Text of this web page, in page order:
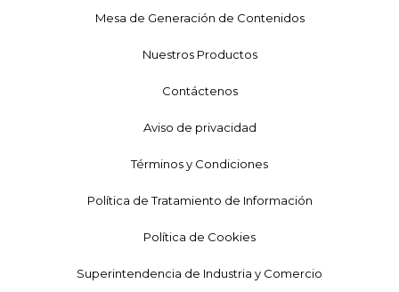
Mesa de Generación de Contenidos
Nuestros Productos
Contáctenos
Aviso de privacidad
Términos y Condiciones
Política de Tratamiento de Información
Política de Cookies
Superintendencia de Industria y Comercio